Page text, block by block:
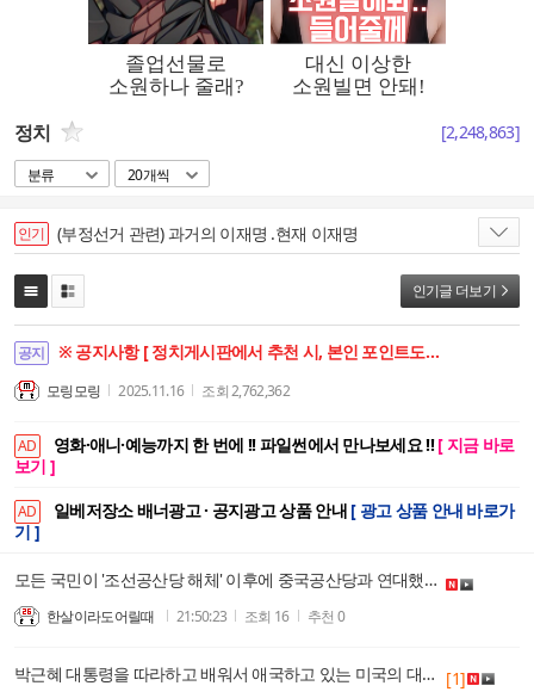
정치 [2,248,863]
분류 20개씩
인기 (부정선거 관련) 과거의 이재명 .현재 이재명
인기글 더보기
공지 ※ 공지사항 [ 정치게시판에서 추천 시, 본인 포인트도 함께 상승합니다. ]
모링모링 2025.11.16 조회2,762,362
AD 영화·애니·예능까지 한 번에 !! 파일썬에서 만나보세요 !! [ 지금 바로
보기 ]
AD 일베저장소 배너광고 · 공지광고 상품 안내 [ 광고 상품 안내 바로가
기 ]
모든 국민이 '조선공산당 해체' 이후에 중국공산당과 연대했다는 전제를 깔면, 건국반대운동이 우주중심이며 대한민국 수립이 죄악이라는 국헌문란 시인
한살이라도어릴때 21:50:23 조회 16 추천 0
박근혜 대통령을 따라하고 배워서 애국하고 있는 미국의 대통령. [1]